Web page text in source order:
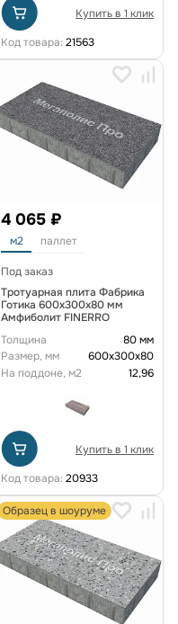
Купить в 1 клик
Код товара: 21563
4 065 ₽
м2 паллет
Под заказ
Тротуарная плита Фабрика
Готика 600x300x80 мм
Амфиболит FINERRO
Толщина
80 мм
Размер, мм
600х300х80
На поддоне, м2
12,96
Купить в 1 клик
Код товара: 20933
Образец в шоуруме